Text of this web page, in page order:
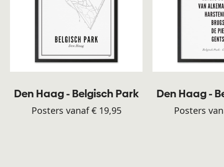
Den Haag - Belgisch Park
Posters vanaf € 19,95
Den Haag -
Posters